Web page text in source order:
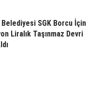
SGK Borcu İçin
Liralık Taşınmaz Devri